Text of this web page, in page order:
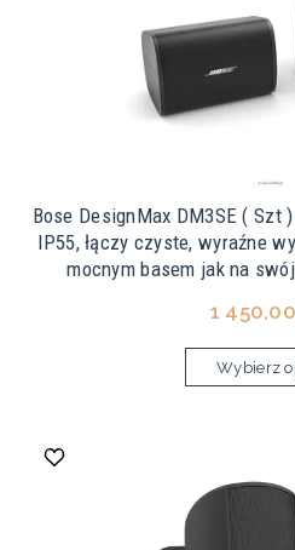
Bose DesignMax DM3SE ( Szt
IP55, łączy czyste, wyraźne
mocnym basem jak na
1 450,00
Wybierz